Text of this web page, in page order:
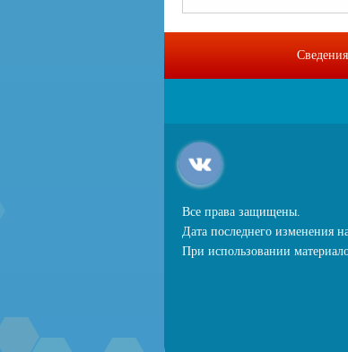
Все права защищены.
Дата последнего изменения
При использовании